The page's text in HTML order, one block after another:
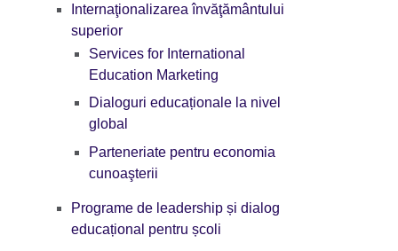
Internaţionalizarea învăţământului
superior
Services for International
Education Marketing
Dialoguri educaționale la nivel
global
Parteneriate pentru economia
cunoaşterii
Programe de leadership și dialog
educațional pentru școli